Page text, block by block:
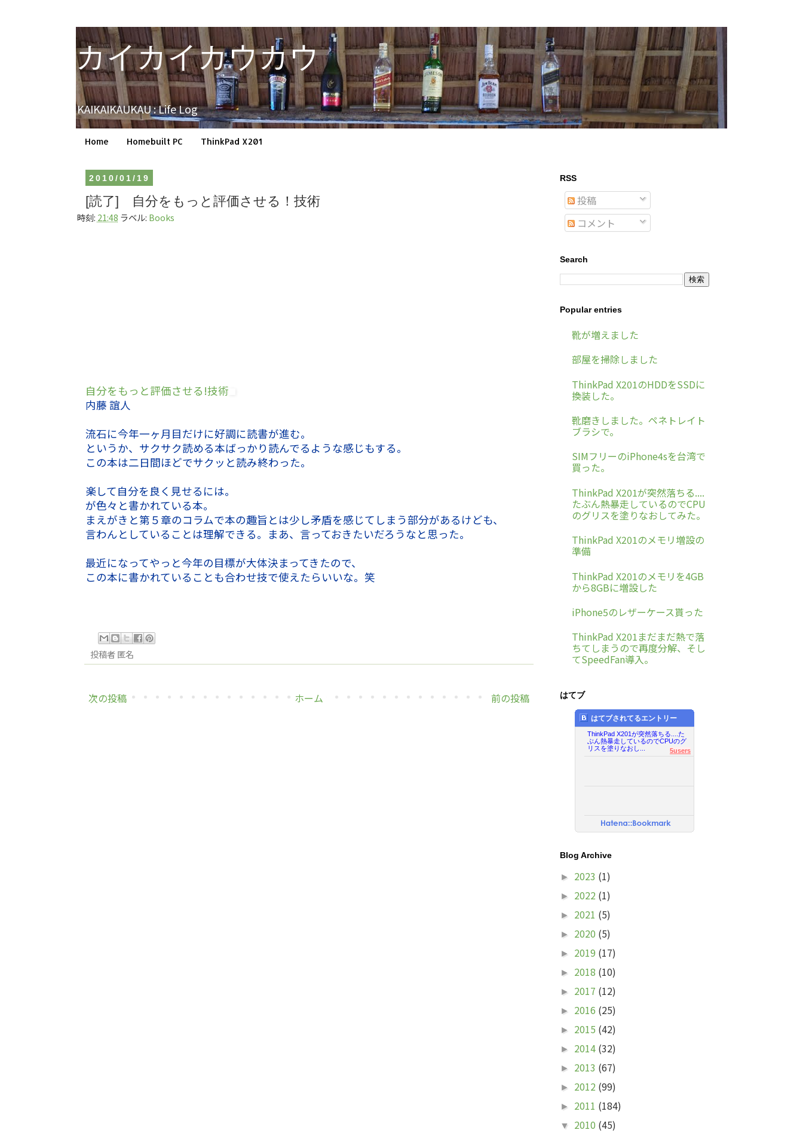
カイカイカウカウ
KAIKAIKAUKAU : Life Log
Home Homebuilt PC ThinkPad X201
2010/01/19
[読了] 自分をもっと評価させる！技術
時刻: 21:48 ラベル: Books
自分をもっと評価させる!技術
内藤 誼人
流石に今年一ヶ月目だけに好調に読書が進む。
というか、サクサク読める本ばっかり読んでるような感じもする。
この本は二日間ほどでサクッと読み終わった。
楽して自分を良く見せるには。
が色々と書かれている本。
まえがきと第５章のコラムで本の趣旨とは少し矛盾を感じてしまう部分があるけども、
言わんとしていることは理解できる。まあ、言っておきたいだろうなと思った。
最近になってやっと今年の目標が大体決まってきたので、
この本に書かれていることも合わせ技で使えたらいいな。笑
投稿者匿名
次の投稿 前の投稿
ホーム
RSS
投稿
コメント
Search
Popular entries
靴が増えました
部屋を掃除しました
ThinkPad X201のHDDをSSDに
換装した。
靴磨きしました。ペネトレイト
ブラシで。
SIMフリーのiPhone4sを台湾で
買った。
ThinkPad X201が突然落ちる....
たぶん熱暴走しているのでCPU
のグリスを塗りなおしてみた。
ThinkPad X201のメモリ増設の
準備
ThinkPad X201のメモリを4GB
から8GBに増設した
iPhone5のレザーケース貰った
ThinkPad X201まだまだ熱で落
ちてしまうので再度分解、そし
てSpeedFan導入。
はてブ
はてブされてるエントリー
ThinkPad X201が突然落ちる....た
ぶん熱暴走しているのでCPUのグ
リスを塗りなおし...
5users
Blog Archive
► 2023 (1)
► 2022 (1)
► 2021 (5)
► 2020 (5)
► 2019 (17)
► 2018 (10)
► 2017 (12)
► 2016 (25)
► 2015 (42)
► 2014 (32)
► 2013 (67)
► 2012 (99)
► 2011 (184)
▼ 2010 (45)